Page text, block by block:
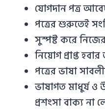
যোগদান পত্র
পত্রের শুরুতেই
সুস্পষ্ট করে
নিয়োগ প্রাপ্ত
পত্রের ভাষা
ভাষাগত মাধুর্য ও
প্রশংসা বাক্য না